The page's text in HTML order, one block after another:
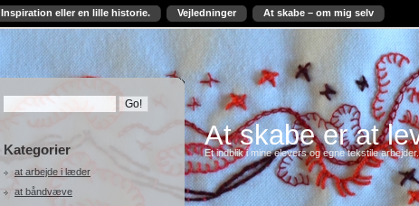
Inspiration eller en lille historie. Vejledninger At skabe – om mig selv
Kategorier
at arbejde i læder
at båndvæve
At skabe er at
Et indblik i mine elevers og egne tekstile arbejder.